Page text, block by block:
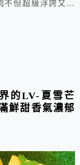
不但超級浮誇又吸
的LV-夏雪芒
鮮甜香氣濃郁